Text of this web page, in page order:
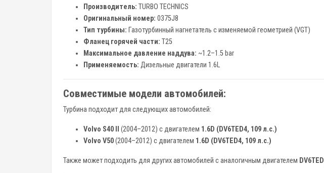
Производитель: TURBO TECHNICS
Оригинальный номер: 0375J8
Тип турбины: Газотурбинный нагнетатель с изменяемой геометрией (VGT)
Фланец горячей части: T25
Максимальное давление наддува: ~1.2–1.5 bar
Применяемость: Дизельные двигатели 1.6L
Совместимые модели автомобилей:
Турбина подходит для следующих автомобилей:
Volvo S40 II (2004–2012) с двигателем 1.6D (DV6TED4, 109 л.с.)
Volvo V50(2004–2012) с двигателем 1.6D (DV6TED4, 109 л.с.)
Также может подходить для других автомобилей с аналогичным двигателем DV6TED